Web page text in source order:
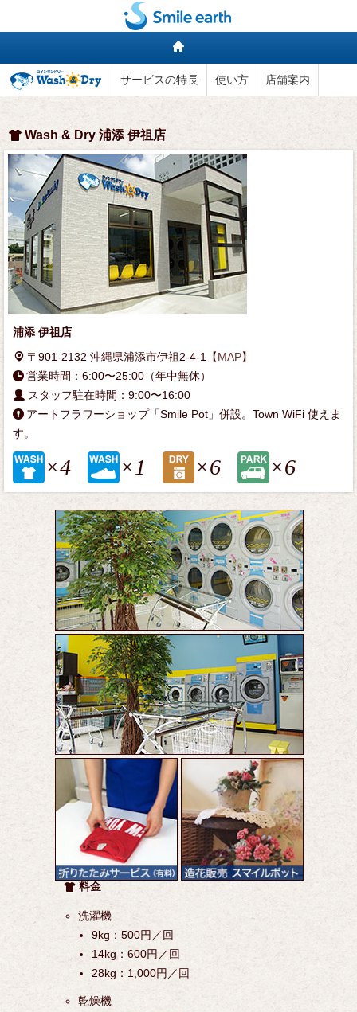
サービスの特長 使い方 店舗案内
Wash & Dry 浦添 伊祖店
浦添 伊祖店
〒901-2132 沖縄県浦添市伊祖2-4-1【MAP】
営業時間：6:00〜25:00（年中無休）
スタッフ駐在時間：9:00〜16:00
アートフラワーショップ「Smile Pot」併設。Town WiFi 使えま
す。
×4 ×1 ×6 ×6
料金
洗濯機
9kg：500円／回
14kg：600円／回
28kg：1,000円／回
乾燥機